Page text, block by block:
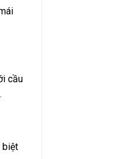
cầu
biệt